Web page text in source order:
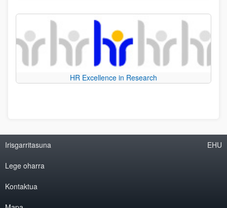
HR Excellence in Research
Irisgarritasuna
Lege oharra
Kontaktua
EHU